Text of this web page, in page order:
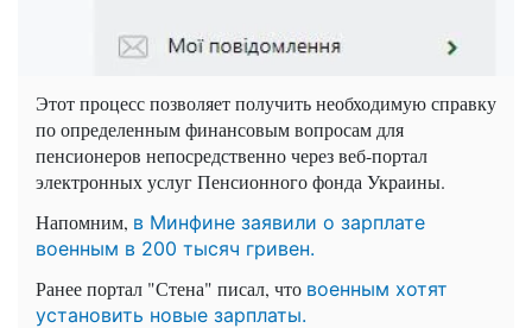
Этот процесс позволяет получить необходимую справку
по определенным финансовым вопросам для
пенсионеров непосредственно через веб-портал
электронных услуг Пенсионного фонда Украины.
Напомним, в Минфине заявили о зарплате
военным в 200 тысяч гривен.
Ранее портал "Стена" писал, что военным хотят
установить новые зарплаты.